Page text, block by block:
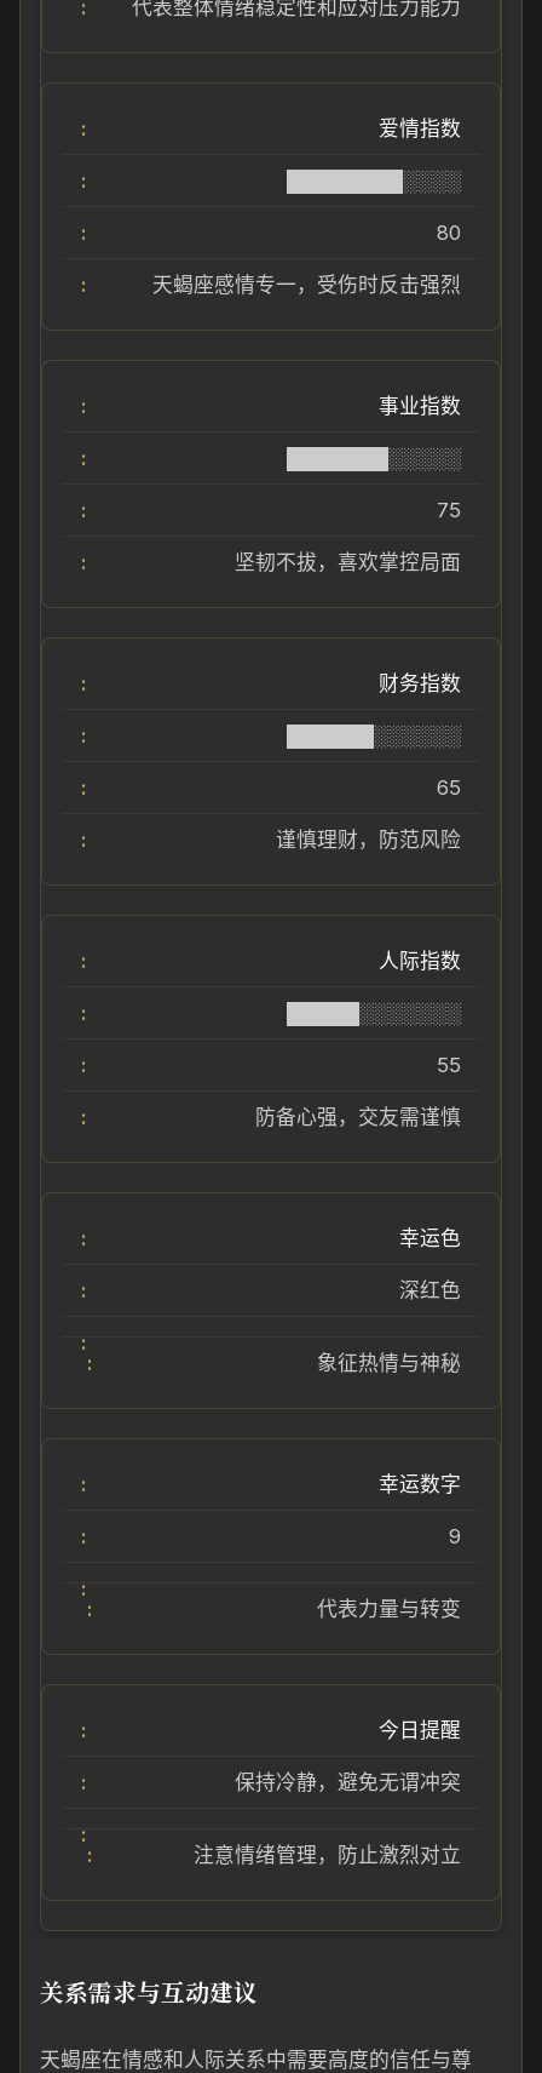
代表整体情绪稳定性和应对压力能力
爱情指数
████████░░░░
80
天蝎座感情专一，受伤时反击强烈
事业指数
███████░░░░░
75
坚韧不拔，喜欢掌控局面
财务指数
██████░░░░░░
65
谨慎理财，防范风险
人际指数
█████░░░░░░░
55
防备心强，交友需谨慎
幸运色
深红色
象征热情与神秘
幸运数字
9
代表力量与转变
今日提醒
保持冷静，避免无谓冲突
注意情绪管理，防止激烈对立
关系需求与互动建议
天蝎座在情感和人际关系中需要高度的信任与尊